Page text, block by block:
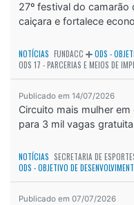
27º festival do camarão
caiçara e fortalece
NOTÍCIAS FUNDACC
ODS -
ODS 17 - PARCERIAS E MEIOS DE
Publicado em 14/07/2026
Circuito mais mulher
para 3 mil vagas
NOTÍCIAS SECRETARIA DE
ODS - OBJETIVO DE
Publicado em 07/07/2026